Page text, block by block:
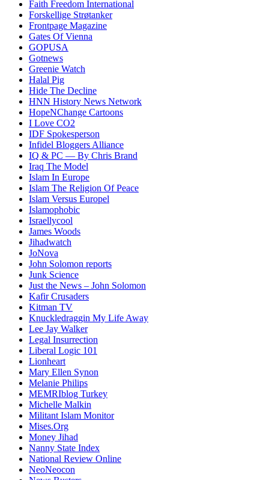
Faith Freedom International
Forskellige Strøtanker
Frontpage Magazine
Gates Of Vienna
GOPUSA
Gotnews
Greenie Watch
Halal Pig
Hide The Decline
HNN History News Network
HopeNChange Cartoons
I Love CO2
IDF Spokesperson
Infidel Bloggers Alliance
IQ & PC — By Chris Brand
Iraq The Model
Islam In Europe
Islam The Religion Of Peace
Islam Versus Europel
Islamophobic
Israellycool
James Woods
Jihadwatch
JoNova
John Solomon reports
Junk Science
Just the News – John Solomon
Kafir Crusaders
Kitman TV
Knuckledraggin My Life Away
Lee Jay Walker
Legal Insurrection
Liberal Logic 101
Lionheart
Mary Ellen Synon
Melanie Philips
MEMRIblog Turkey
Michelle Malkin
Militant Islam Monitor
Mises.Org
Money Jihad
Nanny State Index
National Review Online
NeoNeocon